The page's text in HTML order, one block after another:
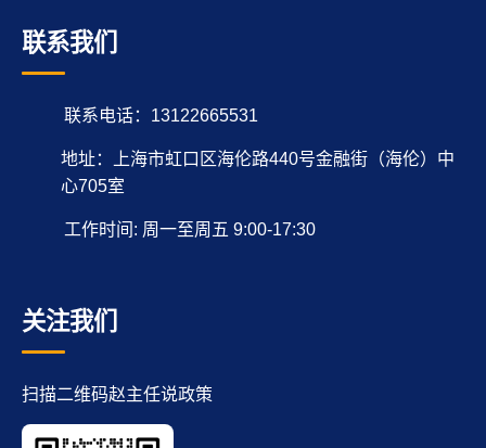
联系我们
联系电话：13122665531
地址：上海市虹口区海伦路440号金融街（海伦）中
心705室
工作时间: 周一至周五 9:00-17:30
关注我们
扫描二维码赵主任说政策